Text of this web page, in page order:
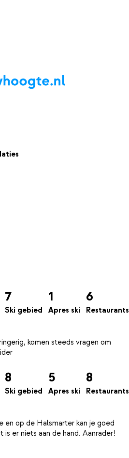
Live updatesApp
7
Ski gebied
1
Apres ski
6
Restaurants
komen steeds vragen om
8
Ski gebied
5
Apres ski
8
Restaurants
en op de Halsmarter kan je goed
er niets aan de hand. Aanrader!